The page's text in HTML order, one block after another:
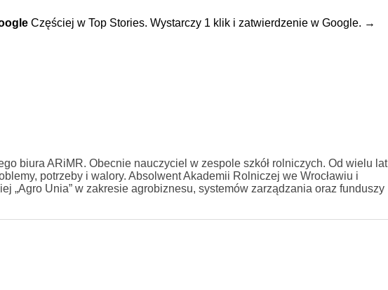
Częściej w Top Stories. Wystarczy 1 klik i zatwierdzenie w Google. →
biura ARiMR. Obecnie nauczyciel w zespole szkół rolniczych. Od wielu lat
potrzeby i walory. Absolwent Akademii Rolniczej we Wrocławiu i
„Agro Unia” w zakresie agrobiznesu, systemów zarządzania oraz funduszy